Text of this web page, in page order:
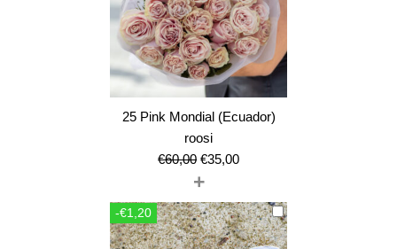
25 Pink Mondial (Ecuador)
roosi
€60,00 Algne
hind
oli:
€60,00.
€35,00Current
is:
€35,00.
+
-€1,20